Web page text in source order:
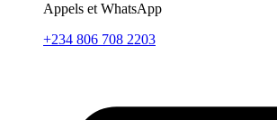
Appels et WhatsApp
+234 806 708 2203